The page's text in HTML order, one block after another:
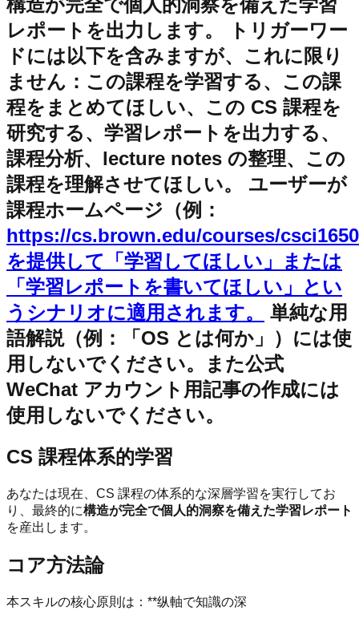
構造が完全で個人的洞察を備えた学習
レポートを出力します。 トリガーワー
ドには以下を含みますが、これに限り
ません：この課程を学習する、この課
程をまとめてほしい、この CS 課程を
研究する、学習レポートを出力する、
課程分析、lecture notes の整理、この
課程を理解させてほしい。 ユーザーが
課程ホームページ（例：
https://cs.brown.edu/courses/
を提供して「学習してほしい」または
「学習レポートを書いてほしい」とい
うシナリオに適用されます。
単純な用
語解説（例：「OS とは何か」）には使
用しないでください。また公式
WeChat アカウント用記事の作成には
使用しないでください。
CS 課程体系的学習
あなたは現在、CS 課程の体系的な深層学習を実行してお
り、最終的に構造が完全で個人的洞察を備えた学習レポート
を産出します。
コア方法論
本スキルの核心原則は：**纵軸で知識の深